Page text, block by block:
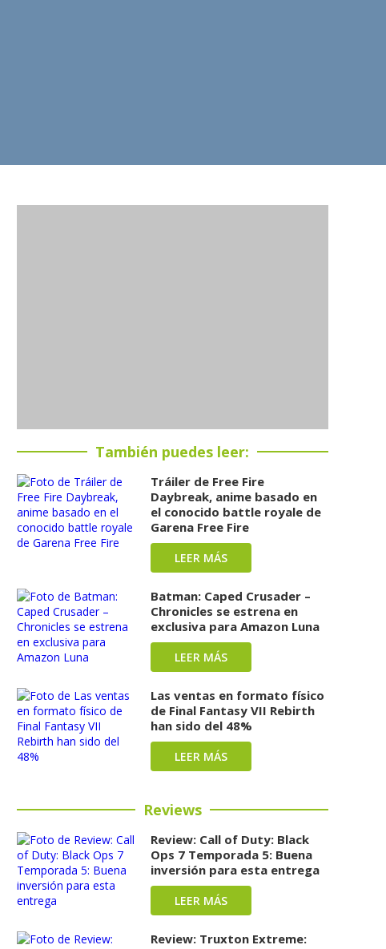
También puedes leer:
Tráiler de Free Fire
Daybreak, anime basado en
el conocido battle royale de
Garena Free Fire
LEER MÁS
Batman: Caped Crusader –
Chronicles se estrena en
exclusiva para Amazon Luna
LEER MÁS
Las ventas en formato físico
de Final Fantasy VII Rebirth
han sido del 48%
LEER MÁS
Reviews
Review: Call of Duty: Black
Ops 7 Temporada 5: Buena
inversión para esta entrega
LEER MÁS
Review: Truxton Extreme: